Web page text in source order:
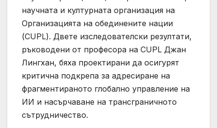
научната и културната организация на
Организацията на обединените нации
(CUPL). Двете изследователски резултати,
ръководени от професора на CUPL Джан
Лингхан, бяха проектирани да осигурят
критична подкрепа за адресиране на
фрагментираното глобално управление на
ИИ и насърчаване на трансграничното
сътрудничество.